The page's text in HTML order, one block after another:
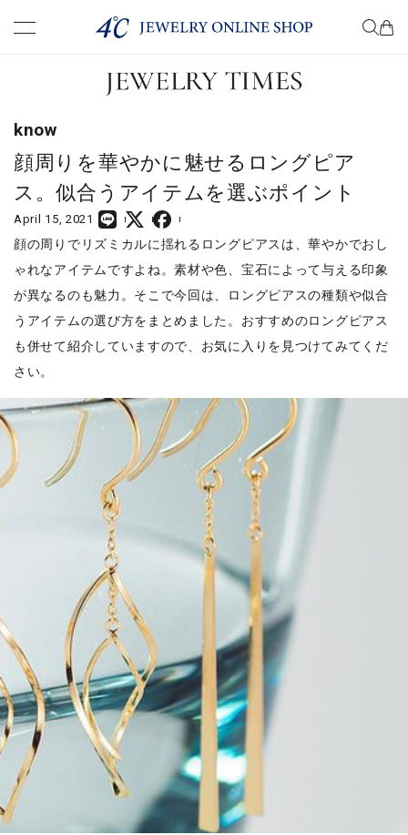
choose
wear
present
column
know
顔周りを華やかに魅せるロングピア
ス。似合うアイテムを選ぶポイント
April 15, 2021
顔の周りでリズミカルに揺れるロングピアスは、華やかでおし
ゃれなアイテムですよね。素材や色、宝石によって与える印象
が異なるのも魅力。そこで今回は、ロングピアスの種類や似合
うアイテムの選び方をまとめました。おすすめのロングピアス
も併せて紹介していますので、お気に入りを見つけてみてくだ
さい。